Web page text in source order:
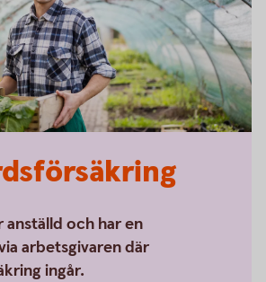
anställd och har en
arbetsgivaren där
ingår.